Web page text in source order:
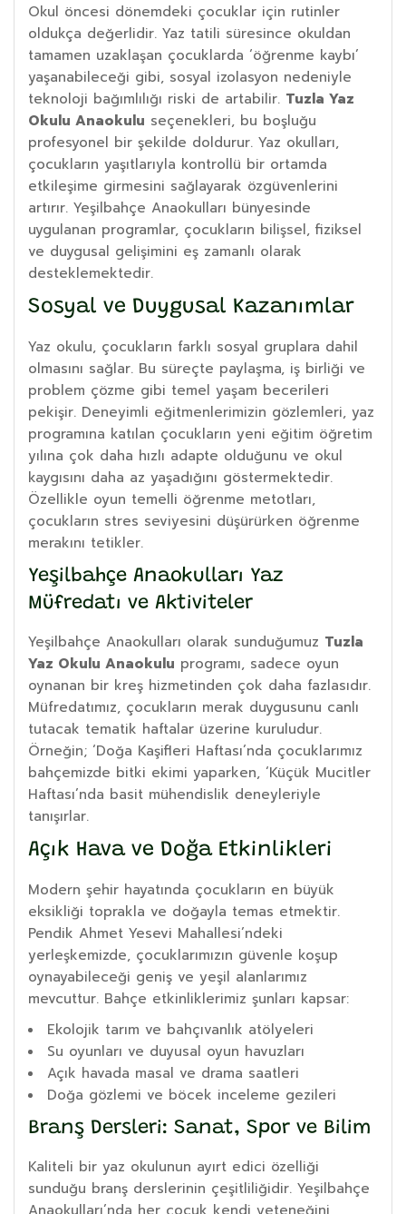
Okul öncesi dönemdeki çocuklar için rutinler
oldukça değerlidir. Yaz tatili süresince okuldan
tamamen uzaklaşan çocuklarda ‘öğrenme kaybı’
yaşanabileceği gibi, sosyal izolasyon nedeniyle
teknoloji bağımlılığı riski de artabilir. Tuzla Yaz
Okulu Anaokulu seçenekleri, bu boşluğu
profesyonel bir şekilde doldurur. Yaz okulları,
çocukların yaşıtlarıyla kontrollü bir ortamda
etkileşime girmesini sağlayarak özgüvenlerini
artırır. Yeşilbahçe Anaokulları bünyesinde
uygulanan programlar, çocukların bilişsel, fiziksel
ve duygusal gelişimini eş zamanlı olarak
desteklemektedir.
Sosyal ve Duygusal Kazanımlar
Yaz okulu, çocukların farklı sosyal gruplara dahil
olmasını sağlar. Bu süreçte paylaşma, iş birliği ve
problem çözme gibi temel yaşam becerileri
pekişir. Deneyimli eğitmenlerimizin gözlemleri, yaz
programına katılan çocukların yeni eğitim öğretim
yılına çok daha hızlı adapte olduğunu ve okul
kaygısını daha az yaşadığını göstermektedir.
Özellikle oyun temelli öğrenme metotları,
çocukların stres seviyesini düşürürken öğrenme
merakını tetikler.
Yeşilbahçe Anaokulları Yaz
Müfredatı ve Aktiviteler
Yeşilbahçe Anaokulları olarak sunduğumuz Tuzla
Yaz Okulu Anaokulu programı, sadece oyun
oynanan bir kreş hizmetinden çok daha fazlasıdır.
Müfredatımız, çocukların merak duygusunu canlı
tutacak tematik haftalar üzerine kuruludur.
Örneğin; ‘Doğa Kaşifleri Haftası’nda çocuklarımız
bahçemizde bitki ekimi yaparken, ‘Küçük Mucitler
Haftası’nda basit mühendislik deneyleriyle
tanışırlar.
Açık Hava ve Doğa Etkinlikleri
Modern şehir hayatında çocukların en büyük
eksikliği toprakla ve doğayla temas etmektir.
Pendik Ahmet Yesevi Mahallesi’ndeki
yerleşkemizde, çocuklarımızın güvenle koşup
oynayabileceği geniş ve yeşil alanlarımız
mevcuttur. Bahçe etkinliklerimiz şunları kapsar:
Ekolojik tarım ve bahçıvanlık atölyeleri
Su oyunları ve duyusal oyun havuzları
Açık havada masal ve drama saatleri
Doğa gözlemi ve böcek inceleme gezileri
Branş Dersleri: Sanat, Spor ve Bilim
Kaliteli bir yaz okulunun ayırt edici özelliği
sunduğu branş derslerinin çeşitliliğidir. Yeşilbahçe